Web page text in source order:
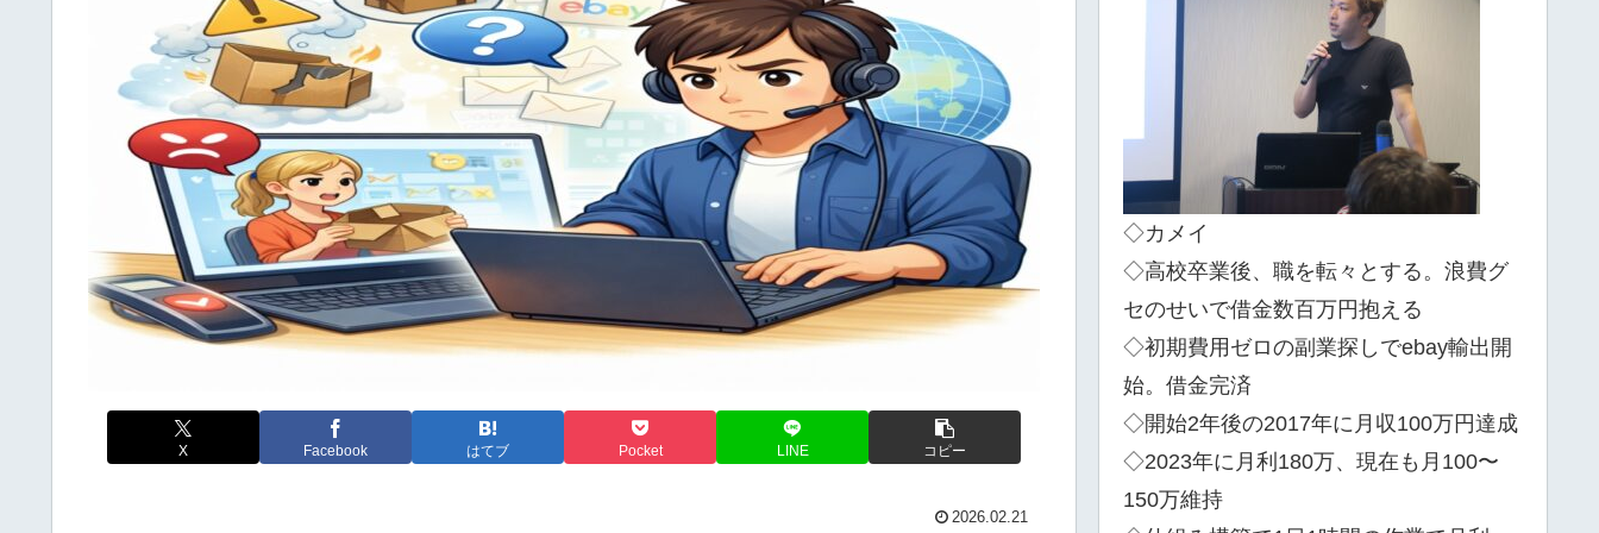
X Facebook はてブ Pocket LINE コピー
2026.02.21
◇カメイ
◇高校卒業後、職を転々とする。浪費グ
セのせいで借金数百万円抱える
◇初期費用ゼロの副業探しでebay輸出開
始。借金完済
◇開始2年後の2017年に月収100万円達成
◇2023年に月利180万、現在も月100〜
150万維持